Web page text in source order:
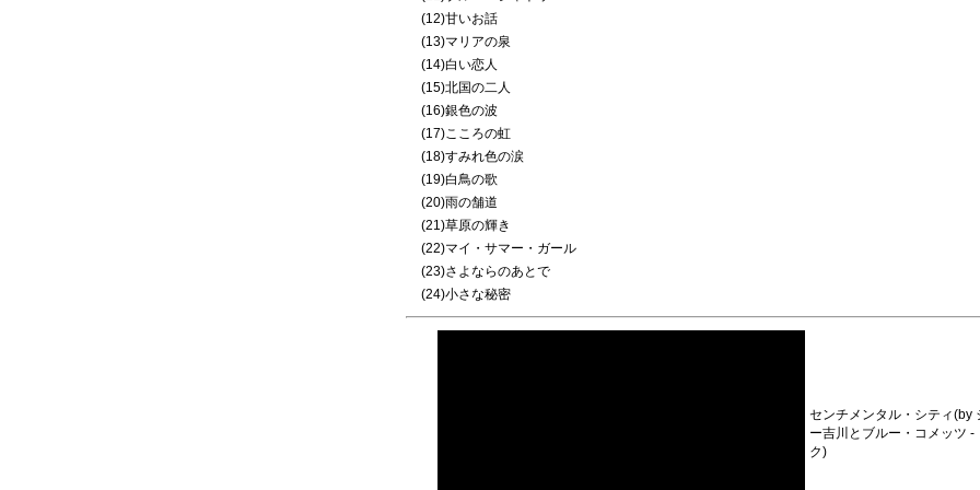
(12)甘いお話
(13)マリアの泉
(14)白い恋人
(15)北国の二人
(16)銀色の波
(17)こころの虹
(18)すみれ色の涙
(19)白鳥の歌
(20)雨の舗道
(21)草原の輝き
(22)マイ・サマー・ガール
(23)さよならのあとで
(24)小さな秘密
センチメンタル・シティ(by
ー吉川とブルー・コメッツ -
ク)